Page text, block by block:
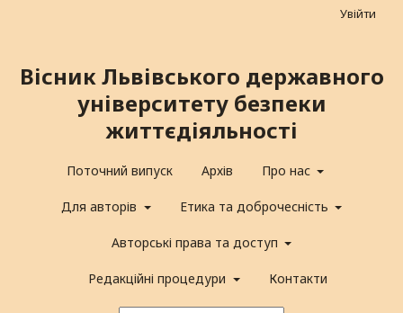
Вісник Львівського державного
університету безпеки
життєдіяльності
Поточний випуск Архів Про нас
Для авторів Етика та доброчесність
Авторські права та доступ
Редакційні процедури Контакти
Увійти